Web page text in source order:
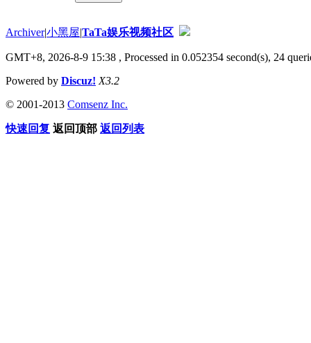
Archiver|小黑屋|TaTa娱乐视频社区
GMT+8, 2026-8-9 15:38 , Processed in 0.052354 second(s), 24
Powered by Discuz! X3.2
© 2001-2013 Comsenz Inc.
快速回复 返回顶部 返回列表